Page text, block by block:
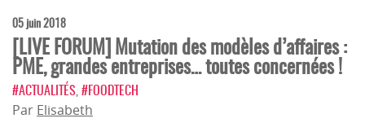
05 juin 2018
[LIVE FORUM] Mutation des modèles d’affaires :
PME, grandes entreprises… toutes concernées !
#ACTUALITÉS #FOODTECH
Par Elisabeth